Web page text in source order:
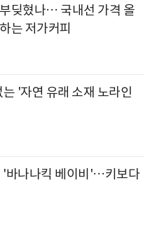
딪혔나… 국내선 가격 올
는 저가커피
'자연 유래 소재 노라인
'바나나킥 베이비'…키보다